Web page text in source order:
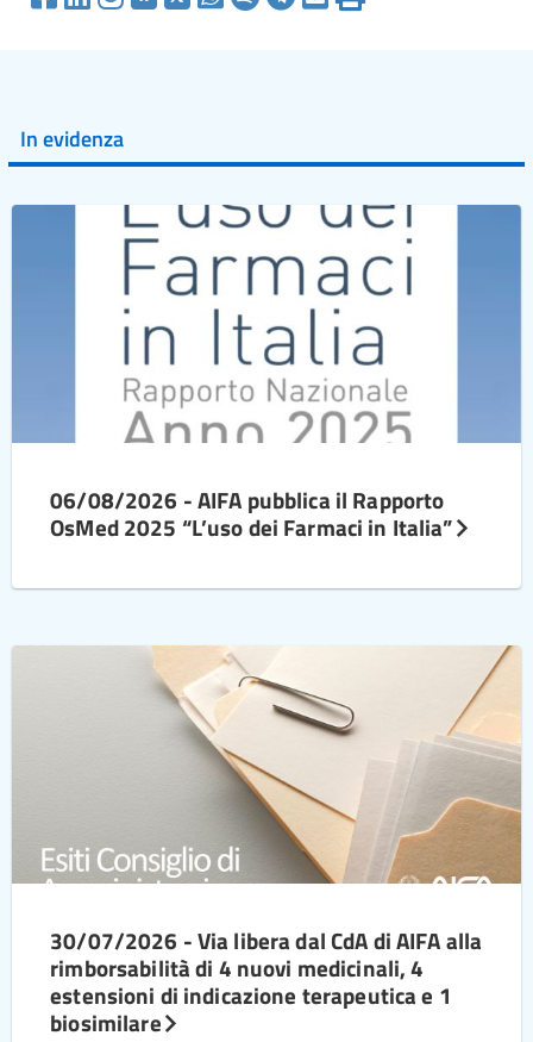
In evidenza
06/08/2026 - AIFA pubblica il Rapporto
OsMed 2025 “L’uso dei Farmaci in Italia”
30/07/2026 - Via libera dal CdA di AIFA alla
rimborsabilità di 4 nuovi medicinali, 4
estensioni di indicazione terapeutica e 1
biosimilare